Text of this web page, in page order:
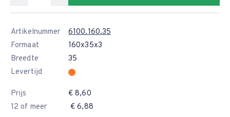
Artikelnummer
6100.160.35
Formaat
160x35x3
Breedte
35
Levertijd
Prijs
€ 8,60
12 of meer
€ 6,88